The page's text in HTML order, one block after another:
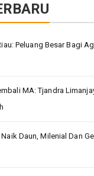
Peluang Besar Bagi
MA: Tjandra
Daun, Milenial Dan